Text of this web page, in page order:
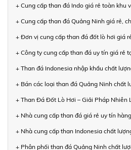
+ Cung cấp than đá Indo giá rẻ toàn khu
+ Cung cấp than đá Quảng Ninh giá rẻ,
+ Đơn vị cung cấp than đá đốt lò hơi giá
+ Công ty cung cấp than đá uy tín giá rẻ
+ Than đá Indonesia nhập khẩu chất
+ Bán các loại than đá Quảng Ninh chất
+ Than Đá Đốt Lò Hơi – Giải Pháp Nhiên
+ Nhà cung cấp than đá giá rẻ uy tín
+ Nhà cung cấp than Indonesia chất
+ Phân phối than đá Quảng Ninh chất